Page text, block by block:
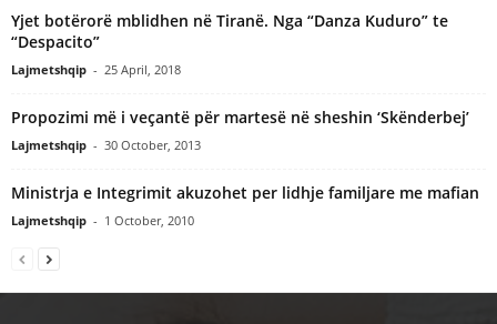
Yjet botërorë mblidhen në Tiranë. Nga “Danza Kuduro” te
“Despacito”
Lajmetshqip - 25 April, 2018
Propozimi më i veçantë për martesë në sheshin ‘Skënderbej’
Lajmetshqip - 30 October, 2013
Ministrja e Integrimit akuzohet per lidhje familjare me mafian
Lajmetshqip - 1 October, 2010